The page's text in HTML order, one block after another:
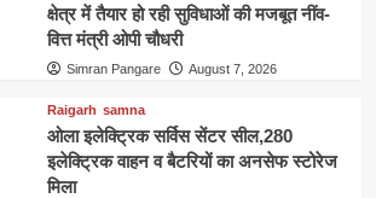
क्षेत्र में तैयार हो रही सुविधाओं की मजबूत नींव-
वित्त मंत्री ओपी चौधरी
Simran Pangare August 7, 2026
Raigarh samna
ओला इलेक्ट्रिक सर्विस सेंटर सील,280
इलेक्ट्रिक वाहन व बैटरियों का अनसेफ स्टोरेज
मिला